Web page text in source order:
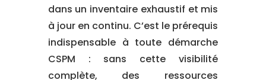
dans un inventaire exhaustif et mis
à jour en continu. C’est le prérequis
indispensable à toute démarche
CSPM : sans cette visibilité
complète, des ressources